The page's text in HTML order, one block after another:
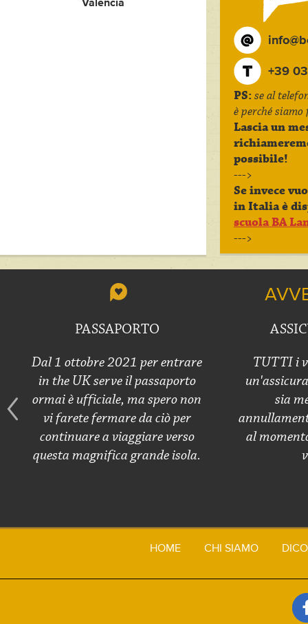
Valencia
+39
PS: se al
è perché
Lascia un
possibile!
--->
Se invece
in Italia è
scuola BA
--->
PASSAPORTO
Dal 1 ottobre 2021 per entrare
in the UK serve il passaporto
ormai è ufficiale, ma spero non
vi farete fermare da ciò per
continuare a viaggiare verso
questa magnifica grande isola.
TUTTI i
sia
al
HOME CHI SIAMO